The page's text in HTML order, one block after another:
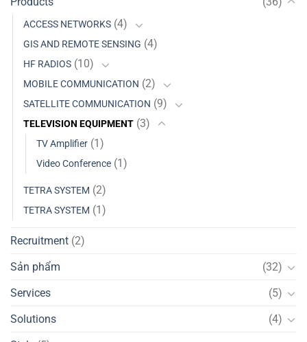
ACCESS NETWORKS (4)
GIS AND REMOTE SENSING (4)
HF RADIOS (10)
MOBILE COMMUNICATION (2)
SATELLITE COMMUNICATION (9)
TELEVISION EQUIPMENT (3)
TV Amplifier (1)
Video Conference (1)
TETRA SYSTEM (2)
TETRA SYSTEM (1)
Recruitment (2)
Sản phẩm
(32)
Services
(5)
Solutions
(4)